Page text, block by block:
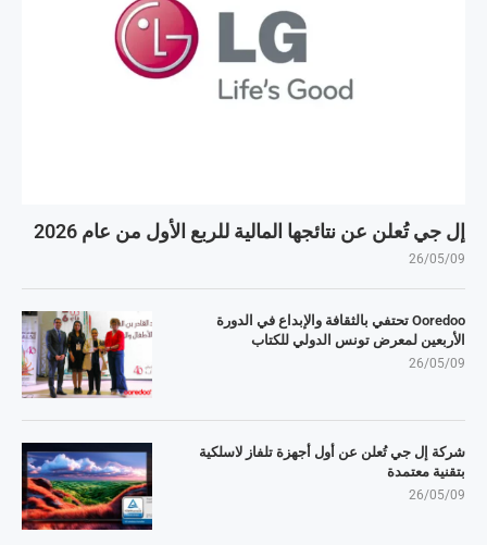
إل جي تُعلن عن نتائجها المالية للربع الأول من عام 2026
26/05/09
Ooredoo تحتفي بالثقافة والإبداع في الدورة
الأربعين لمعرض تونس الدولي للكتاب
26/05/09
شركة إل جي تُعلن عن أول أجهزة تلفاز لاسلكية
بتقنية معتمدة
26/05/09